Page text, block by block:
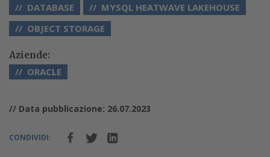
DATABASE
MYSQL HEATWAVE LAKEHOUSE
OBJECT STORAGE
Aziende:
ORACLE
// Data pubblicazione: 26.07.2023
CONDIVIDI: